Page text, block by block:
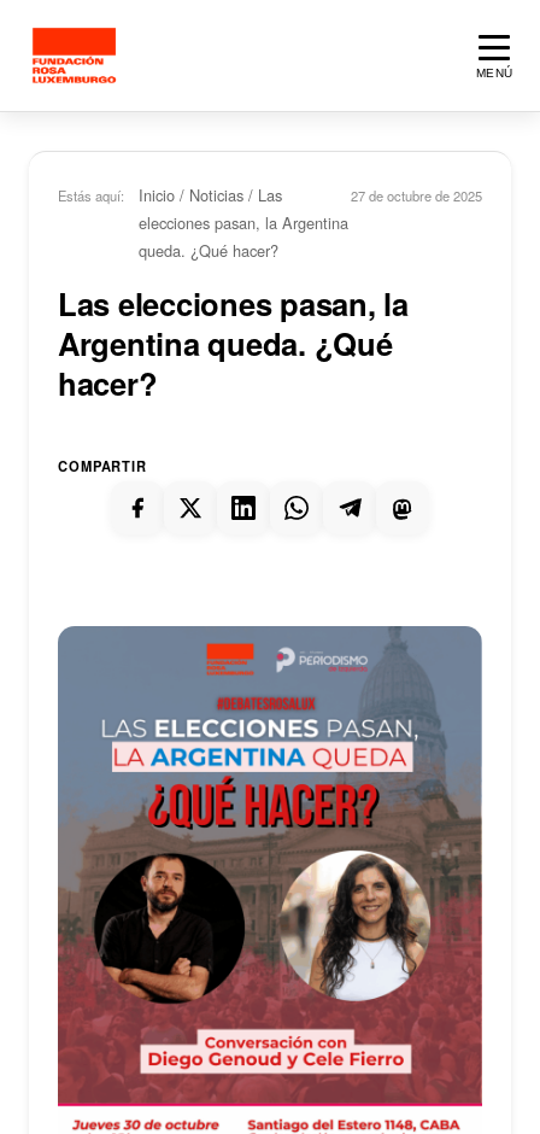
MENÚ
Estás aquí: Inicio / Noticias / Las
elecciones pasan, la Argentina
queda. ¿Qué hacer?
27 de octubre de 2025
Las elecciones pasan, la
Argentina queda. ¿Qué
hacer?
COMPARTIR